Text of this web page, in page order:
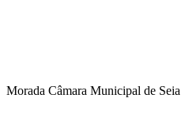
Morada Câmara Municipal de Seia